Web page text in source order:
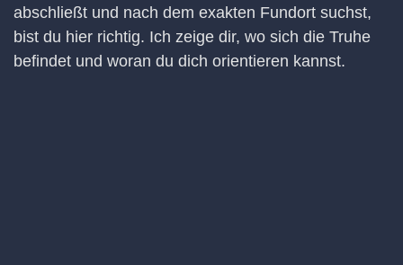
abschließt und nach dem exakten Fundort suchst,
bist du hier richtig. Ich zeige dir, wo sich die Truhe
befindet und woran du dich orientieren kannst.